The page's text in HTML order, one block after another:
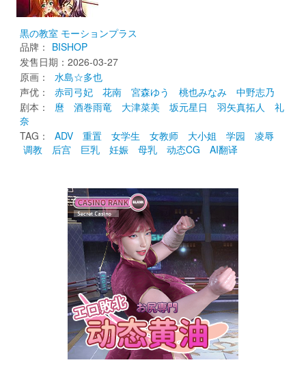
跑一遍H部分就全了，哪些缺就跑一下
2026-03-28 21:53:07
享
CG不全，只有95%，缺少外射的CG
2026-03-28 15:29:17
赞
真·樱井智树 （活跃会员） 回复
悠久归白
已经补全，麻烦重下
2026-03-28 22:22:02
赞
黒の教室 モーションプラス
品牌： BISHOP
发售日期：2026-03-27
原画：
水島☆多也
声优：
赤司弓妃 花南 宮森ゆう 桃也みなみ
中野志乃
剧本：
麿 酒巻雨竜 大津菜美 坂元星日 羽矢真拓人
礼
奈
TAG：
ADV 重置 女学生 女教师 大小姐 学园
凌辱
调教
后宫 巨乳 妊娠 母乳 动态CG AI翻译